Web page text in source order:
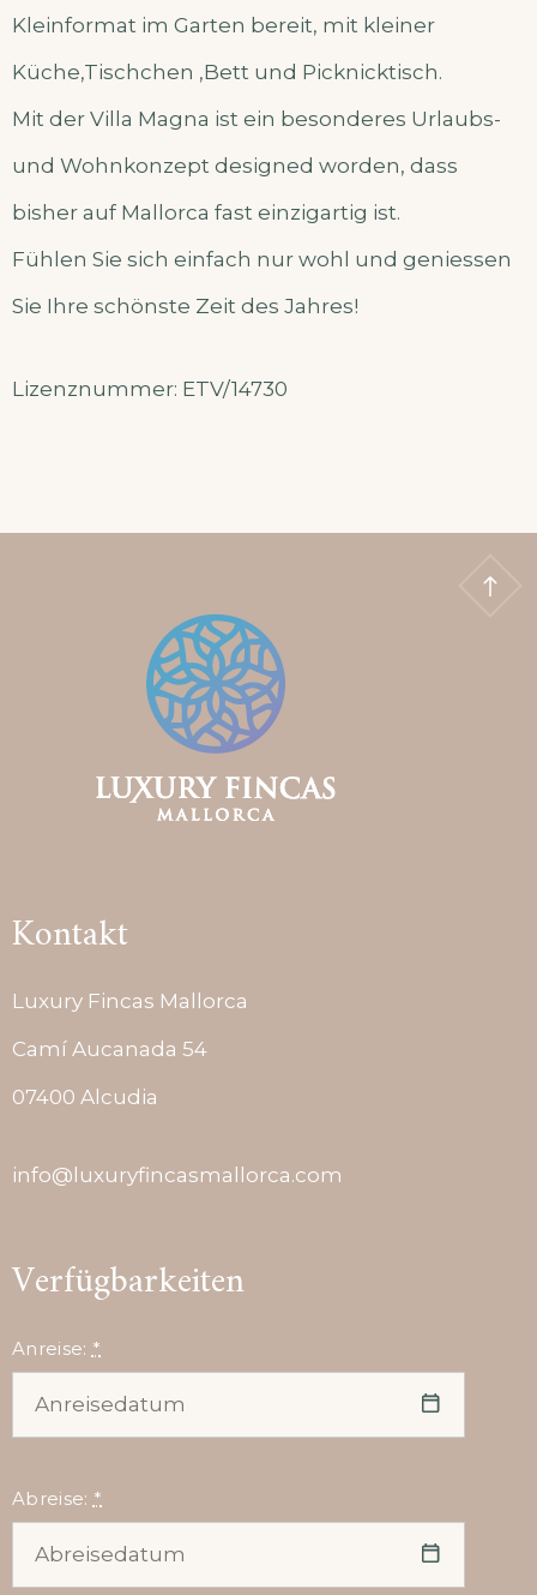
Kleinformat im Garten bereit, mit kleiner
Küche,Tischchen ,Bett und Picknicktisch.
Mit der Villa Magna ist ein besonderes Urlaubs-
und Wohnkonzept designed worden, dass
bisher auf Mallorca fast einzigartig ist.
Fühlen Sie sich einfach nur wohl und geniessen
Sie Ihre schönste Zeit des Jahres!
Lizenznummer: ETV/14730
Kontakt
Luxury Fincas Mallorca
Camí Aucanada 54
07400 Alcudia
info@luxuryfincasmallorca.com
Verfügbarkeiten
Anreise: *
Abreise: *